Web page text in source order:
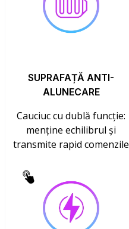
SUPRAFAȚĂ ANTI-
ALUNECARE
Cauciuc cu dublă funcție:
menține echilibrul și
transmite rapid comenzile